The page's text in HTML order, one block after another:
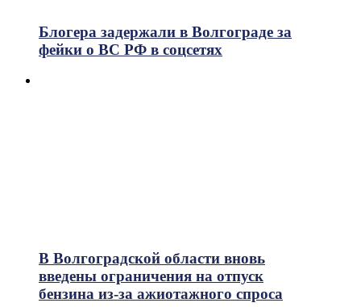
Блогера задержали в Волгограде за
фейки о ВС РФ в соцсетях
В Волгоградской области вновь
введены ограничения на отпуск
бензина из-за ажиотажного спроса